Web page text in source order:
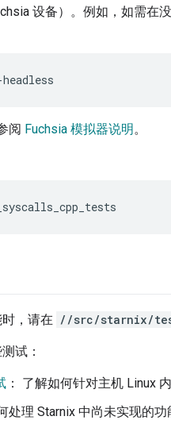
设备）。例如，如需在
阅 Fuchsia 模拟器说明。
，请在 //src/starnix/
试：
： 了解如何针对主机 Linux
处理 Starnix 中尚未实现的功